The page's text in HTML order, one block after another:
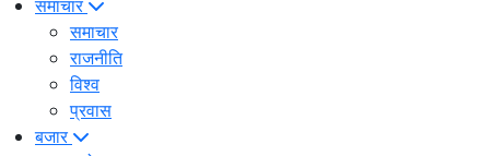
समाचार
समाचार
राजनीति
विश्व
प्रवास
बजार